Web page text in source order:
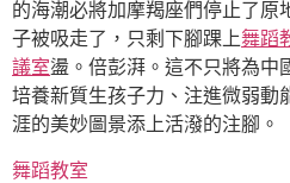
的海潮必將加摩羯座們停止了原
子被吸走了，只剩下腳踝上舞蹈
議室盪。倍彭湃。這不只將為中
培養新質生孩子力、注進微弱動
涯的美妙圖景添上活潑的注腳。
舞蹈教室